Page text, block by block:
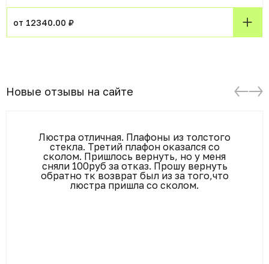
от 12340.00 ₽
Новые отзывы на сайте
Люстра отличная. Плафоны из толстого
стекла. Третий плафон оказался со
сколом. Пришлось вернуть, но у меня
сняли 100руб за отказ. Прошу вернуть
обратно тк возврат был из за того,что
люстра пришла со сколом.